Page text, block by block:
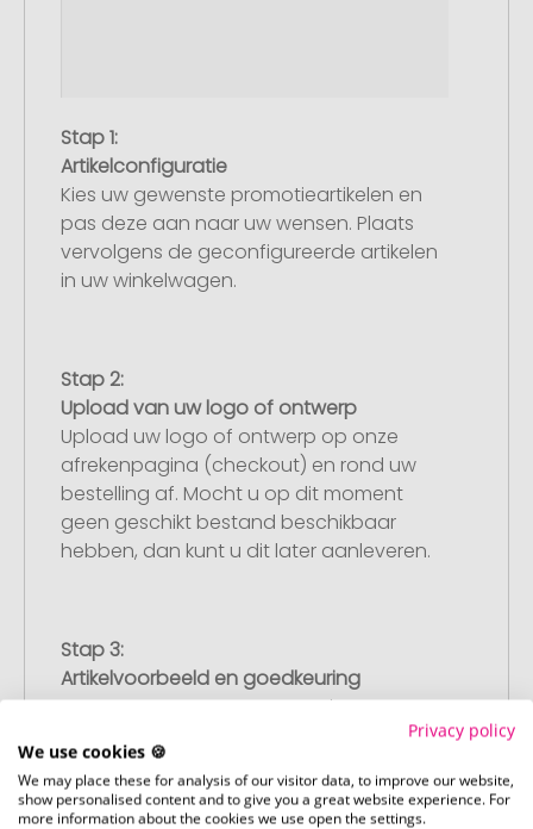
Stap 1:
Artikelconfiguratie
Kies uw gewenste promotieartikelen en
pas deze aan naar uw wensen. Plaats
vervolgens de geconfigureerde artikelen
in uw winkelwagen.
Stap 2:
Upload van uw logo of ontwerp
Upload uw logo of ontwerp op onze
afrekenpagina (checkout) en rond uw
bestelling af. Mocht u op dit moment
geen geschikt bestand beschikbaar
hebben, dan kunt u dit later aanleveren.
Stap 3:
Artikelvoorbeeld en goedkeuring
U ontvangt van ons een gratis
drukvoorbeeld met uw ontwerp. Zodra u
dit heeft goedgekeurd, starten wij direct
met de productie.
Privacy policy
We use cookies 🍪
We may place these for analysis of our visitor data, to improve our website,
show personalised content and to give you a great website experience. For
more information about the cookies we use open the settings.